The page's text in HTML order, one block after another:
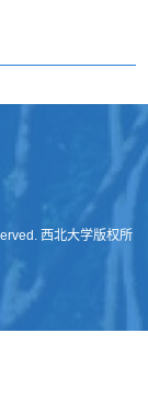
西北大学版权所